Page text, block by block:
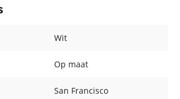
Wit
Op maat
San Francisco